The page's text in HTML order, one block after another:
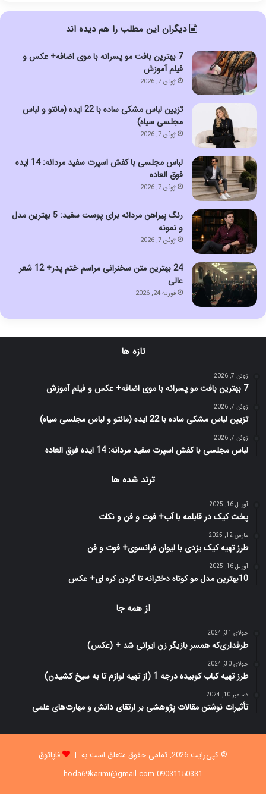
دیگران این مطلب را هم دیده اند
7 بهترین بافت مو پسرانه با موی اضافه+ عکس و
فیلم آموزش
ژوئن 7, 2026
تزیین لباس مشکی ساده با 22 ایده (مانتو و لباس
مجلسی سیاه)
ژوئن 7, 2026
لباس مجلسی با کفش اسپرت سفید مردانه: 14 ایده
فوق العاده
ژوئن 7, 2026
رنگ پیراهن مردانه برای پوست سفید: 5 بهترین مدل
و نمونه
ژوئن 7, 2026
24 بهترین متن سخنرانی مراسم ختم پدر+ 12 شعر
عالی
فوریه 24, 2026
تازه ها
ژوئن 7, 2026
7 بهترین بافت مو پسرانه با موی اضافه+ عکس و فیلم آموزش
ژوئن 7, 2026
تزیین لباس مشکی ساده با 22 ایده (مانتو و لباس مجلسی سیاه)
ژوئن 7, 2026
لباس مجلسی با کفش اسپرت سفید مردانه: 14 ایده فوق العاده
ترند شده ها
آوریل 16, 2025
پخت کیک در قابلمه با آب+ فوت و فن و نکات
مارس 12, 2025
طرز تهیه کیک یزدی با لیوان فرانسوی+ فوت و فن
آوریل 16, 2025
10بهترین مدل مو کوتاه دخترانه تا گردن کره ای+ عکس
از همه جا
جولای 31, 2024
طرفداری‌كه همسر بازیگر زن ایرانی شد + (عکس)
جولای 30, 2024
طرز تهیه کباب کوبیده درجه 1 (از تهیه لوازم تا به سیخ کشیدن)
دسامبر 10, 2024
تأثیرات نوشتن مقالات پژوهشی بر ارتقای دانش و مهارت‌های علمی
© کپی‌رایت 2026, تمامی حقوق متعلق است به |
فاپاتوق
09031150331 hoda69karimi@gmail.com